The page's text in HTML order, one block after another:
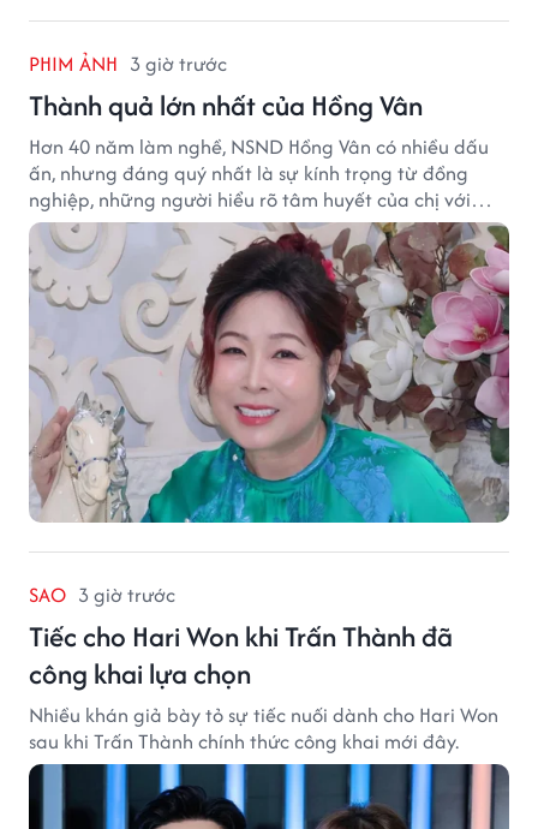
PHIM ẢNH 3 giờ trước
Thành quả lớn nhất của Hồng Vân
Hơn 40 năm làm nghề, NSND Hồng Vân có nhiều dấu
ấn, nhưng đáng quý nhất là sự kính trọng từ đồng
nghiệp, những người hiểu rõ tâm huyết của chị với
nghệ thuật.
SAO 3 giờ trước
Tiếc cho Hari Won khi Trấn Thành đã
công khai lựa chọn
Nhiều khán giả bày tỏ sự tiếc nuối dành cho Hari Won
sau khi Trấn Thành chính thức công khai mới đây.